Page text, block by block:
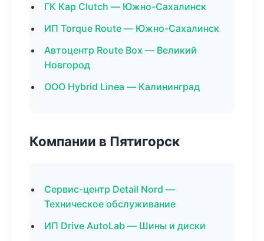
ГК Кар Clutch — Южно-Сахалинск
ИП Torque Route — Южно-Сахалинск
Автоцентр Route Box — Великий
Новгород
ООО Hybrid Linea — Калининград
Компании в Пятигорск
Сервис-центр Detail Nord —
Техническое обслуживание
ИП Drive AutoLab — Шины и диски